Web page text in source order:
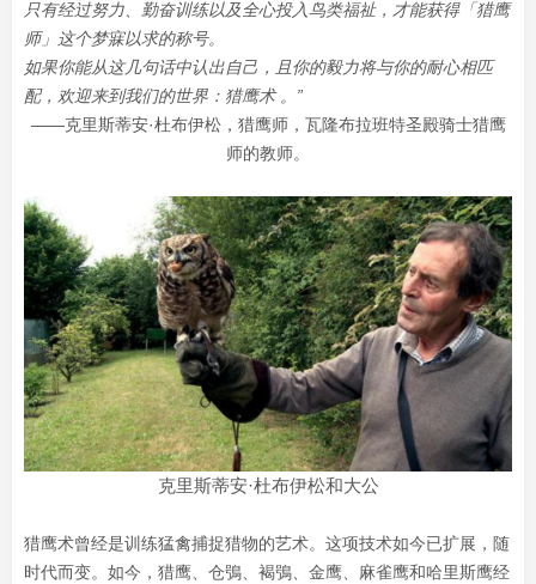
只有经过努力、勤奋训练以及全心投入鸟类福祉，才能获得「猎鹰
师」这个梦寐以求的称号。
如果你能从这几句话中认出自己，且你的毅力将与你的耐心相匹
配，欢迎来到我们的世界：猎鹰术 。”
——克里斯蒂安·杜布伊松，猎鹰师，瓦隆布拉班特圣殿骑士猎鹰
师的教师。
克里斯蒂安·杜布伊松和大公
猎鹰术曾经是训练猛禽捕捉猎物的艺术。这项技术如今已扩展，随
时代而变。如今，猎鹰、仓鴞、褐鴞、金鹰、麻雀鹰和哈里斯鹰经